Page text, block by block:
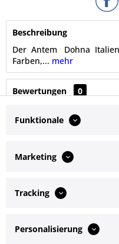
Beschreibung
Der Antem Dohna
Farben,... mehr
Bewertungen
0
Kunden haben sich
Service Hotline
Funktionale
Marketing
Tracking
Personalisierung